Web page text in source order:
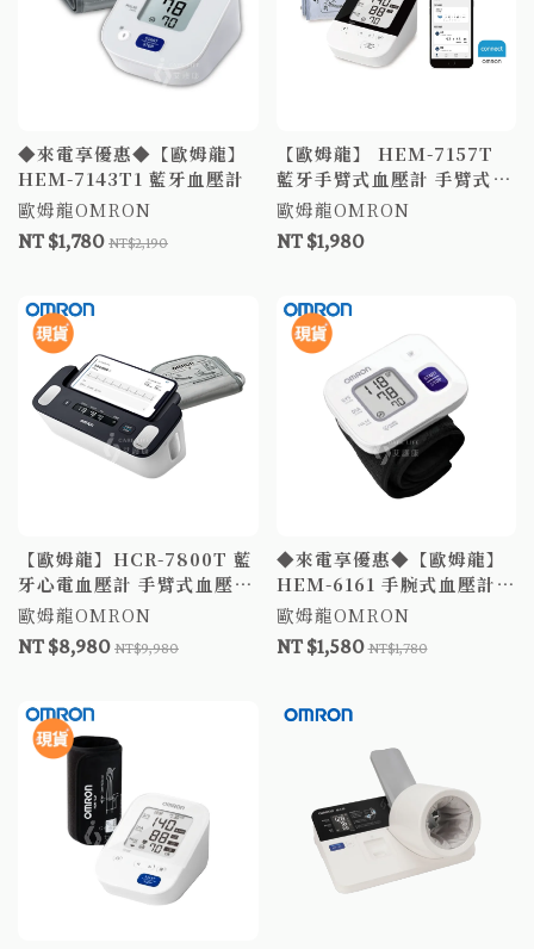
◆來電享優惠◆【歐姆龍】
HEM-7143T1 藍牙血壓計
歐姆龍OMRON
NT $1,780 NT$2,190
【歐姆龍】 HEM-7157T
藍牙手臂式血壓計 手臂式血
壓計 歐姆龍血壓 電子血壓
計
歐姆龍OMRON
NT $1,980
【歐姆龍】HCR-7800T 藍
牙心電血壓計 手臂式血壓計
電子血壓計 HCR7800T
7800T 歐姆龍血壓計 藍牙
血壓計 心電血壓計 心房顫
歐姆龍OMRON
NT $8,980 NT$9,980
◆來電享優惠◆【歐姆龍】
HEM-6161 手腕式血壓計
歐姆龍血壓計 HEM6161 電
子血壓計
歐姆龍OMRON
NT $1,580NT$1,780